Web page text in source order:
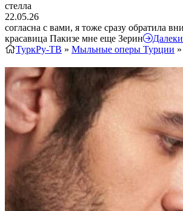
стелла
22.05.26
согласна с вами, я тоже сразу обратила
красавица Пакизе мне еще Зерин
ТуркРу-ТВ » Мыльные оперы Турции